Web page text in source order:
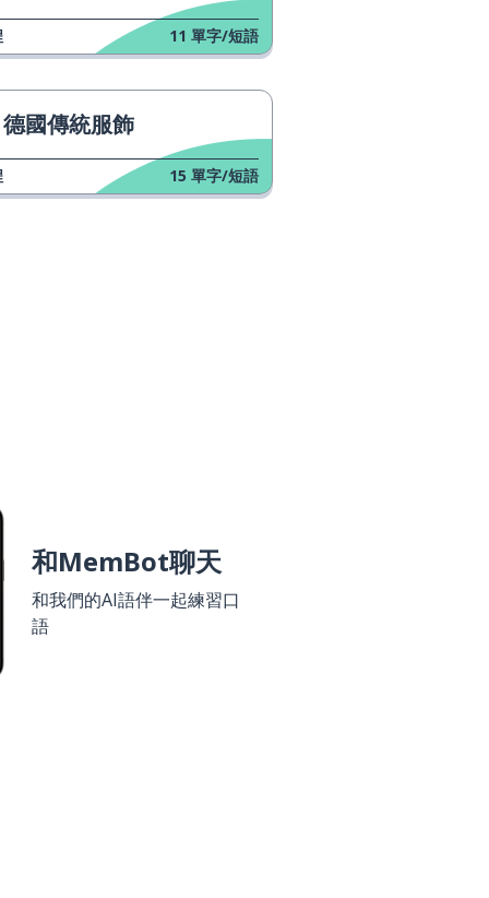
11 單字/短語
德國傳統服飾
15 單字/短語
和MemBot聊天
和我們的AI語伴一起練習口
語